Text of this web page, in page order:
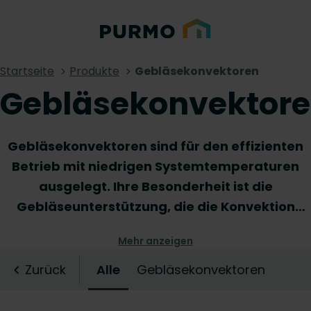
Startseite Produkte Gebläsekonvektoren
Gebläsekonvektoren sind für den effizienten
Betrieb mit niedrigen Systemtemperaturen
ausgelegt. Ihre Besonderheit ist die
Gebläseunterstützung, die die Konvektion
Erwärmung von Räumen und ein merkliches
Leistungsplus. Zudem bieten
Gebläsekonvektoren eine Kühlfunktion, sodass
Mehr anzeigen
Zurück Alle Gebläsekonvektoren